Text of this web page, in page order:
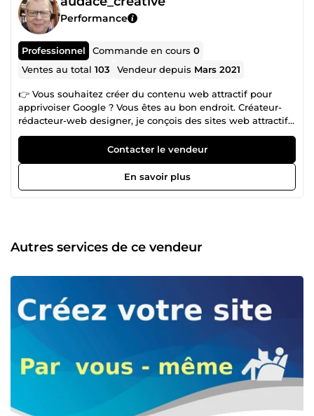
Performance
Professionnel Commande en cours0
Ventes au total103 Vendeur depuis Mars 2021
👉 Vous souhaitez créer du contenu web attractif pour
apprivoiser Google ? Vous êtes au bon endroit. Créateur-
rédacteur-web designer, je conçois des sites web attractifs
et ergonomiques, avec du contenu pertinent et accrocheur.
Je vous accompagne pour toutes Créations, Optimisations,
Sécurisations ou Communications. ----- 🏆 Transformez
votre présence en ligne et démarquez-vous de la
concurrence avec un site web qui vous ressemble ! Je vous
Faites de votre communication un levier puissant pour
votre succès 🚀 Ne laissez pas votre message se noyer
Contacter le vendeur
En savoir plus
Autres services de ce vendeur